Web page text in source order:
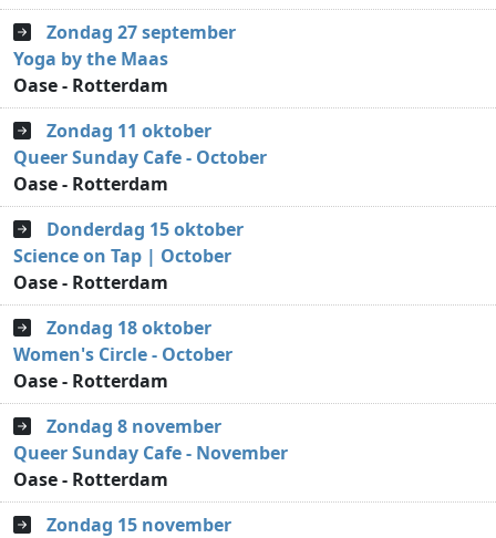
Zondag 27 september
Yoga by the Maas
Oase - Rotterdam
Zondag 11 oktober
Queer Sunday Cafe - October
Oase - Rotterdam
Donderdag 15 oktober
Science on Tap | October
Oase - Rotterdam
Zondag 18 oktober
Women's Circle - October
Oase - Rotterdam
Zondag 8 november
Queer Sunday Cafe - November
Oase - Rotterdam
Zondag 15 november